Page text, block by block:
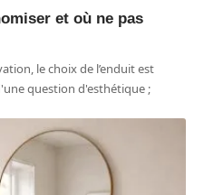
et où ne pas
le choix de l’enduit est
question d'esthétique ;